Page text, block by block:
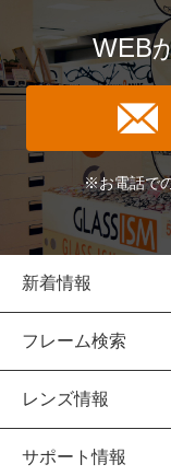
WEB
※お電話で
新着情報
フレーム検索
レンズ情報
サポート情報